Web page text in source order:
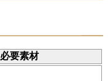
必要素材